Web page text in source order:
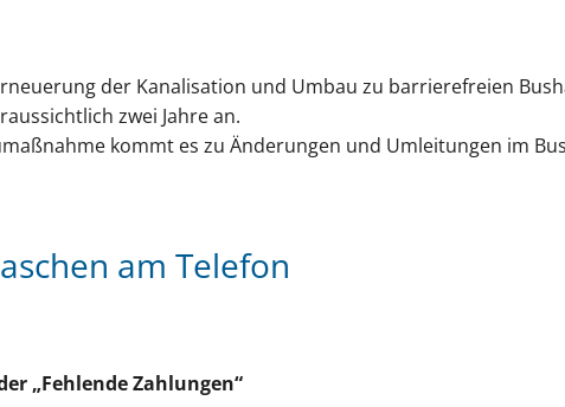
der Kanalisation und Umbau zu barrierefreien
zwei Jahre an.
kommt es zu Änderungen und Umleitungen im
am Telefon
„Fehlende Zahlungen“